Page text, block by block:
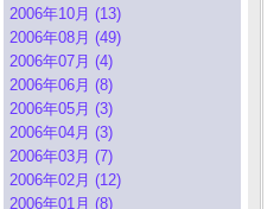
2006年10月 (13)
2006年08月 (49)
2006年07月 (4)
2006年06月 (8)
2006年05月 (3)
2006年04月 (3)
2006年03月 (7)
2006年02月 (12)
2006年01月 (8)